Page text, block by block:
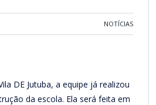
NOTÍCIAS
DE Jutuba, a equipe já realizou
da escola. Ela será feita em